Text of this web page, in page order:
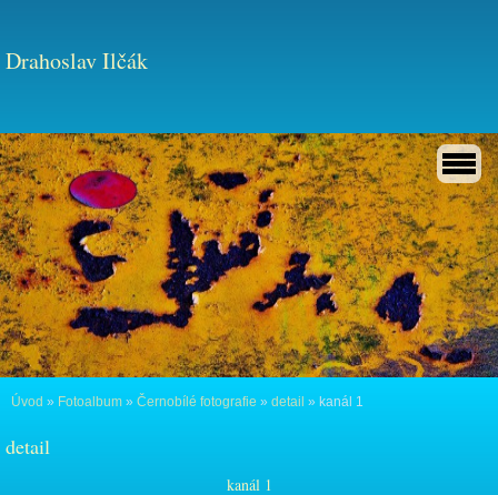
Drahoslav Ilčák
Úvod » Fotoalbum » Černobílé fotografie » detail » kanál 1
detail
kanál 1